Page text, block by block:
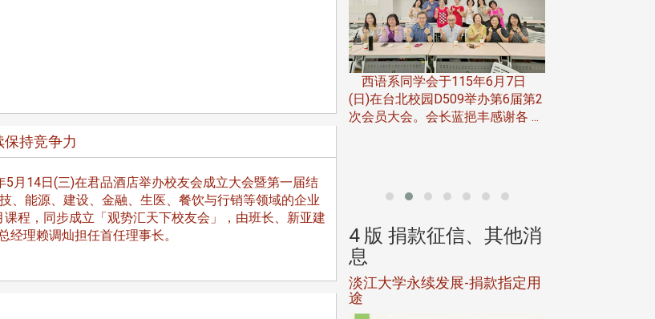
持竞争力
5月14日(三)在君品酒店举办校友会成立大会暨第一届结
、能源、建设、金融、生医、餐饮与行销等领域的企业
程，同步成立「观势汇天下校友会」，由班长、新亚建
经理赖调灿担任首任理事长。
长、 ...
西语系同学会于115年6月7日
(日)在台北校园D509举办第6届第2
次会员大会。会长蓝挹丰感谢各 ...
款征信、其他消
「淡江大学校园征才
4 版 捐款征信、其他消
捐款芳名录
4 版 捐款征信、其他消
息
淡江大学永续发展-捐款指定用
途